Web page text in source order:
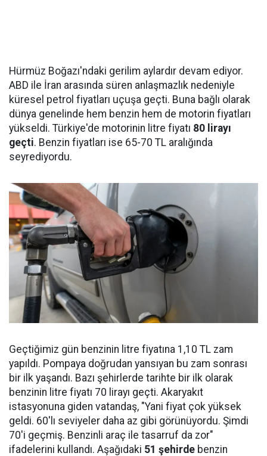
Hürmüz Boğazı'ndaki gerilim aylardır devam ediyor.
ABD ile İran arasında süren anlaşmazlık nedeniyle
küresel petrol fiyatları uçuşa geçti. Buna bağlı olarak
dünya genelinde hem benzin hem de motorin fiyatları
yükseldi. Türkiye'de motorinin litre fiyatı 80 lirayı
geçti. Benzin fiyatları ise 65-70 TL aralığında
seyrediyordu.
Geçtiğimiz gün benzinin litre fiyatına 1,10 TL zam
yapıldı. Pompaya doğrudan yansıyan bu zam sonrası
bir ilk yaşandı. Bazı şehirlerde tarihte bir ilk olarak
benzinin litre fiyatı 70 lirayı geçti. Akaryakıt
istasyonuna giden vatandaş, "Yani fiyat çok yüksek
geldi. 60'lı seviyeler daha az gibi görünüyordu. Şimdi
70'i geçmiş. Benzinli araç ile tasarruf da zor"
ifadelerini kullandı. Aşağıdaki 51 şehirde benzin